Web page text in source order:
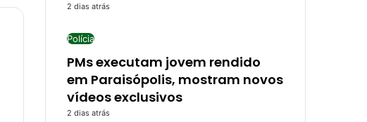
2 dias atrás
Polícia
PMs executam jovem rendido
em Paraisópolis, mostram novos
vídeos exclusivos
2 dias atrás